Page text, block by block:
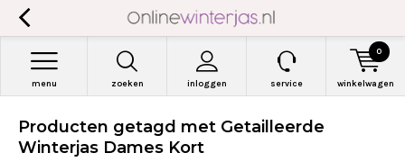
zoeken inloggen
menu service winkelwagen
0
Producten getagd met Getailleerde
Winterjas Dames Kort